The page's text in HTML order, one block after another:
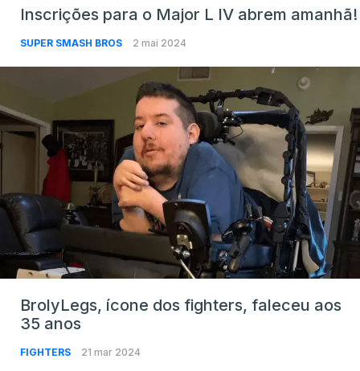
Inscrições para o Major L IV abrem amanhã!
SUPER SMASH BROS 2 mai 2024
BrolyLegs, ícone dos fighters, faleceu aos
35 anos
FIGHTERS 21 mar 2024